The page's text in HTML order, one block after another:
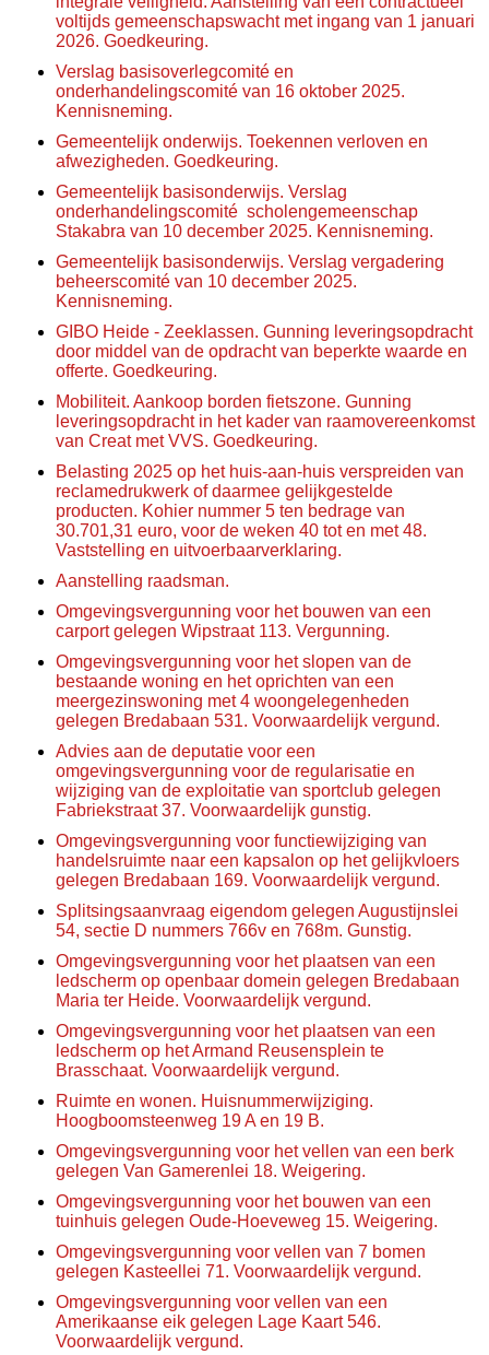
voltijds gemeenschapswacht met ingang van 1 januari
2026. Goedkeuring.
Verslag basisoverlegcomité en
onderhandelingscomité van 16 oktober 2025.
Kennisneming.
Gemeentelijk onderwijs. Toekennen verloven en
afwezigheden. Goedkeuring.
Gemeentelijk basisonderwijs. Verslag
onderhandelingscomité scholengemeenschap
Stakabra van 10 december 2025. Kennisneming.
Gemeentelijk basisonderwijs. Verslag vergadering
beheerscomité van 10 december 2025.
Kennisneming.
GIBO Heide - Zeeklassen. Gunning leveringsopdracht
door middel van de opdracht van beperkte waarde en
offerte. Goedkeuring.
Mobiliteit. Aankoop borden fietszone. Gunning
leveringsopdracht in het kader van raamovereenkomst
van Creat met VVS. Goedkeuring.
Belasting 2025 op het huis-aan-huis verspreiden van
reclamedrukwerk of daarmee gelijkgestelde
producten. Kohier nummer 5 ten bedrage van
30.701,31 euro, voor de weken 40 tot en met 48.
Vaststelling en uitvoerbaarverklaring.
Aanstelling raadsman.
Omgevingsvergunning voor het bouwen van een
carport gelegen Wipstraat 113. Vergunning.
Omgevingsvergunning voor het slopen van de
bestaande woning en het oprichten van een
meergezinswoning met 4 woongelegenheden
gelegen Bredabaan 531. Voorwaardelijk vergund.
Advies aan de deputatie voor een
omgevingsvergunning voor de regularisatie en
wijziging van de exploitatie van sportclub gelegen
Fabriekstraat 37. Voorwaardelijk gunstig.
Omgevingsvergunning voor functiewijziging van
handelsruimte naar een kapsalon op het gelijkvloers
gelegen Bredabaan 169. Voorwaardelijk vergund.
Splitsingsaanvraag eigendom gelegen Augustijnslei
54, sectie D nummers 766v en 768m. Gunstig.
Omgevingsvergunning voor het plaatsen van een
ledscherm op openbaar domein gelegen Bredabaan
Maria ter Heide. Voorwaardelijk vergund.
Omgevingsvergunning voor het plaatsen van een
ledscherm op het Armand Reusensplein te
Brasschaat. Voorwaardelijk vergund.
Ruimte en wonen. Huisnummerwijziging.
Hoogboomsteenweg 19 A en 19 B.
Omgevingsvergunning voor het vellen van een berk
gelegen Van Gamerenlei 18. Weigering.
Omgevingsvergunning voor het bouwen van een
tuinhuis gelegen Oude-Hoeveweg 15. Weigering.
Omgevingsvergunning voor vellen van 7 bomen
gelegen Kasteellei 71. Voorwaardelijk vergund.
Omgevingsvergunning voor vellen van een
Amerikaanse eik gelegen Lage Kaart 546.
Voorwaardelijk vergund.